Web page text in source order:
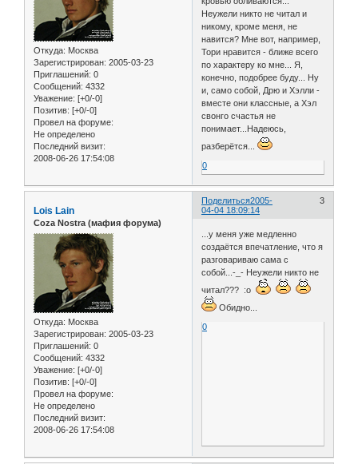
Откуда: Москва
Зарегистрирован: 2005-03-23
Приглашений: 0
Сообщений: 4332
Уважение: [+0/-0]
Позитив: [+0/-0]
Провел на форуме:
Не определено
Последний визит:
2008-06-26 17:54:08
Неужели никто не читал и
никому, кроме меня, не
навится? Мне вот, например,
Тори нравится - ближе всего
по характеру ко мне... Я,
конечно, подобрее буду... Ну
и, само собой, Дрю и Хэлли -
вместе они классные, а Хэл
свонго счастья не
понимает...Надеюсь,
разберётся...
0
Поделиться 3
2005-
04-04 18:09:14
Lois Lain
Coza Nostra (мафия форума)
Откуда: Москва
Зарегистрирован: 2005-03-23
Приглашений: 0
Сообщений: 4332
Уважение: [+0/-0]
Позитив: [+0/-0]
Провел на форуме:
Не определено
Последний визит:
2008-06-26 17:54:08
...у меня уже медленно
создаётся впечатление, что я
разговариваю сама с
собой...-_- Неужели никто не
читал??? :o
Обидно...
0